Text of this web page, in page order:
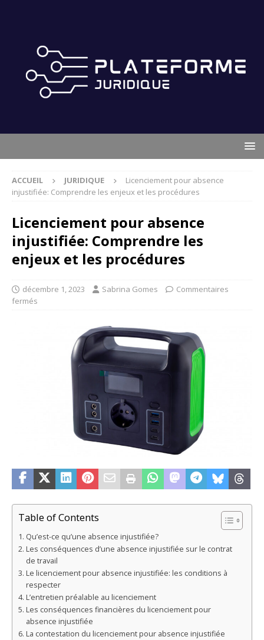
ACCUEIL JURIDIQUE
Licenciement pour absence
injustifiée: Comprendre les enjeux et les procédures
Licenciement pour absence
injustifiée: Comprendre les
enjeux et les procédures
décembre 1, 2023 Sabrina Gomes
Commentaires
fermés
Table of Contents
Qu’est-ce qu’une absence injustifiée?
Les conséquences d’une absence injustifiée sur le contrat
de travail
Le licenciement pour absence injustifiée: les conditions à
respecter
L’entretien préalable au licenciement
Les conséquences financières du licenciement pour
absence injustifiée
La contestation du licenciement pour absence injustifiée